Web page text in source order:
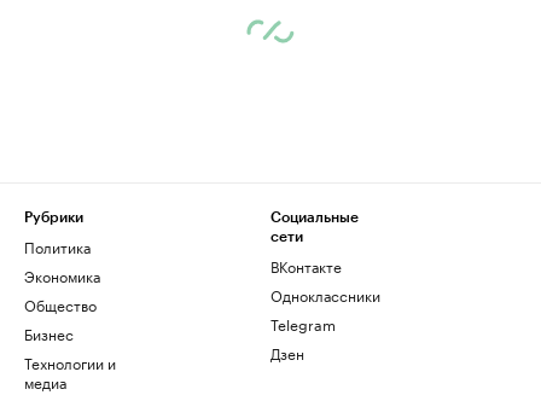
Рубрики
Политика
Экономика
Общество
Бизнес
Технологии и
медиа
Социальные
сети
ВКонтакте
Одноклассники
Telegram
Дзен